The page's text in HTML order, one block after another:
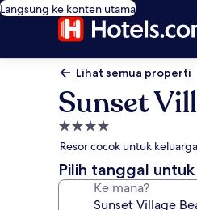
Langsung ke konten utama
Lihat semua properti
Sunset
Properti
bintang
4.0
Resor cocok untuk
Pilih tanggal
Ke mana?